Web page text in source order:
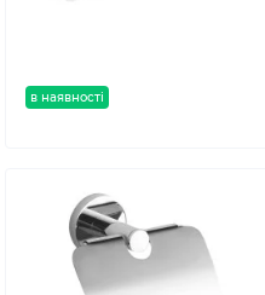
в наявності